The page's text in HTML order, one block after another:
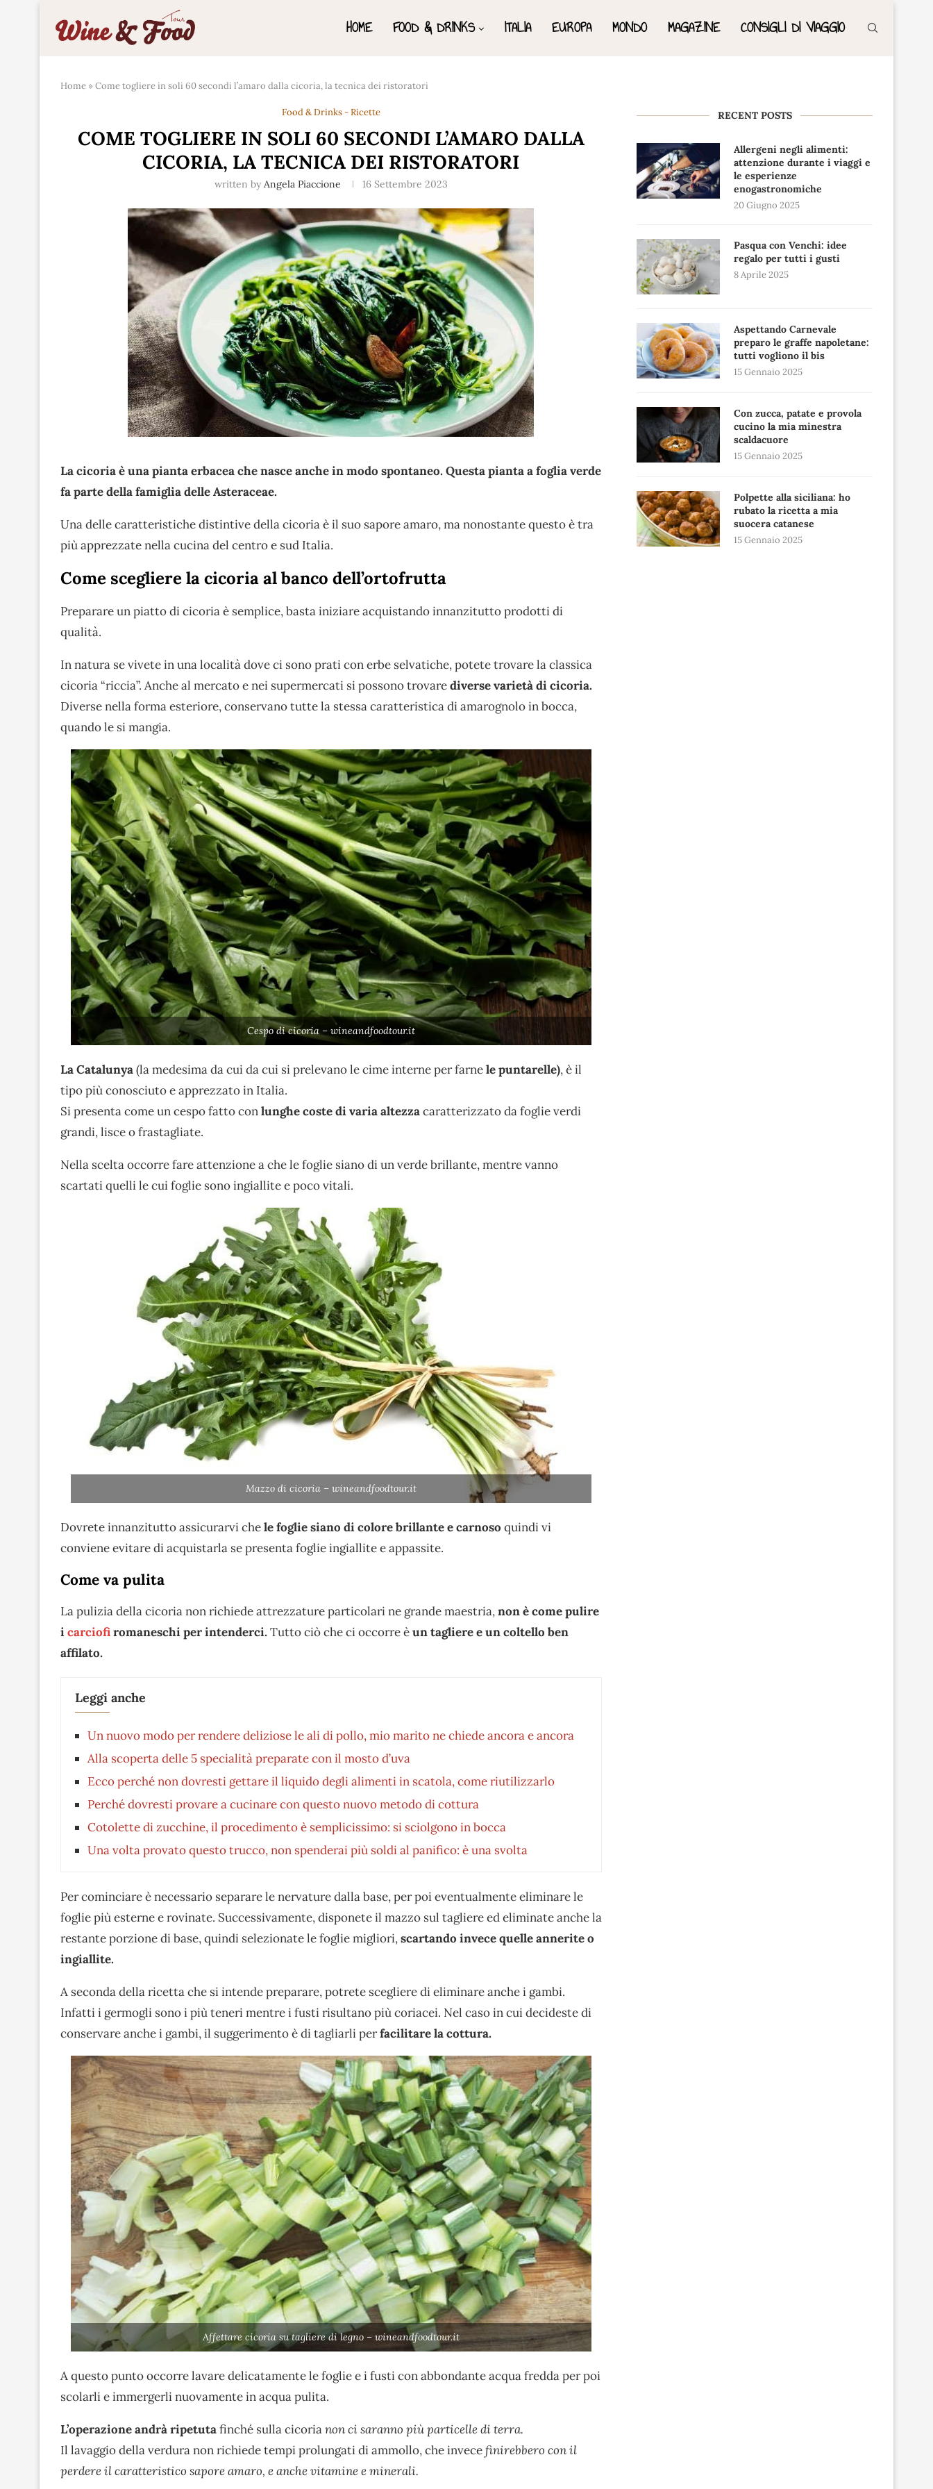
HOME FOOD & DRINKS ITALIA EUROPA MONDO MAGAZINE CONSIGLI DI VIAGGIO
Home »Come togliere in soli 60 secondi l’amaro dalla cicoria, la tecnica dei ristoratori
Food & Drinks - Ricette
COME TOGLIERE IN SOLI 60 SECONDI L’AMARO DALLA
CICORIA, LA TECNICA DEI RISTORATORI
written by Angela Piaccione 16 Settembre 2023
La cicoria è una pianta erbacea che nasce anche in modo spontaneo. Questa pianta a foglia verde
fa parte della famiglia delle Asteraceae.
Una delle caratteristiche distintive della cicoria è il suo sapore amaro, ma nonostante questo è tra
più apprezzate nella cucina del centro e sud Italia.
Come scegliere la cicoria al banco dell’ortofrutta
Preparare un piatto di cicoria è semplice, basta iniziare acquistando innanzitutto prodotti di
qualità.
In natura se vivete in una località dove ci sono prati con erbe selvatiche, potete trovare la classica
cicoria “riccia”. Anche al mercato e nei supermercati si possono trovarediverse varietà di cicoria.
Diverse nella forma esteriore, conservano tutte la stessa caratteristica di amarognolo in bocca,
quando le si mangia.
Cespo di cicoria – wineandfoodtour.it
La Catalunya(la medesima da cui da cui si prelevano le cime interne per farnele puntarelle), è il
tipo più conosciuto e apprezzato in Italia.
Si presenta come un cespo fatto conlunghe coste di varia altezzacaratterizzato da foglie verdi
grandi, lisce o frastagliate.
Nella scelta occorre fare attenzione a che le foglie siano di un verde brillante, mentre vanno
scartati quelli le cui foglie sono ingiallite e poco vitali.
Mazzo di cicoria – wineandfoodtour.it
Dovrete innanzitutto assicurarvi chele foglie siano di colore brillante e carnoso quindi vi
conviene evitare di acquistarla se presenta foglie ingiallite e appassite.
Come va pulita
La pulizia della cicoria non richiede attrezzature particolari ne grande maestria,non è come pulire
icarciofiromaneschi per intenderci. Tutto ciò che ci occorre èun tagliere e un coltello ben
affilato.
Leggi anche
Un nuovo modo per rendere deliziose le ali di pollo, mio marito ne chiede ancora e ancora
Alla scoperta delle 5 specialità preparate con il mosto d’uva
Ecco perché non dovresti gettare il liquido degli alimenti in scatola, come riutilizzarlo
Perché dovresti provare a cucinare con questo nuovo metodo di cottura
Cotolette di zucchine, il procedimento è semplicissimo: si sciolgono in bocca
Una volta provato questo trucco, non spenderai più soldi al panifico: è una svolta
Per cominciare è necessario separare le nervature dalla base, per poi eventualmente eliminare le
foglie più esterne e rovinate. Successivamente, disponete il mazzo sul tagliere ed eliminate anche la
restante porzione di base, quindi selezionate le foglie migliori,scartando invece quelle annerite o
ingiallite.
A seconda della ricetta che si intende preparare, potrete scegliere di eliminare anche i gambi.
Infatti i germogli sono i più teneri mentre i fusti risultano più coriacei. Nel caso in cui decideste di
conservare anche i gambi, il suggerimento è di tagliarli perfacilitare la cottura.
Affettare cicoria su tagliere di legno – wineandfoodtour.it
A questo punto occorre lavare delicatamente le foglie e i fusti con abbondante acqua fredda per poi
scolarli e immergerli nuovamente in acqua pulita.
L’operazione andrà ripetutafinché sulla cicorianon ci saranno più particelle di terra.
Il lavaggio della verdura non richiede tempi prolungati di ammollo, che invecefinirebbero con il
perdere il caratteristico sapore amaro, e anche vitamine e minerali.
RECENT POSTS
Allergeni negli alimenti:
attenzione durante i viaggi e
le esperienze
enogastronomiche
20 Giugno 2025
Pasqua con Venchi: idee
regalo per tutti i gusti
8 Aprile 2025
Aspettando Carnevale
preparo le graffe napoletane:
tutti vogliono il bis
15 Gennaio 2025
Con zucca, patate e provola
cucino la mia minestra
scaldacuore
15 Gennaio 2025
Polpette alla siciliana: ho
rubato la ricetta a mia
suocera catanese
15 Gennaio 2025